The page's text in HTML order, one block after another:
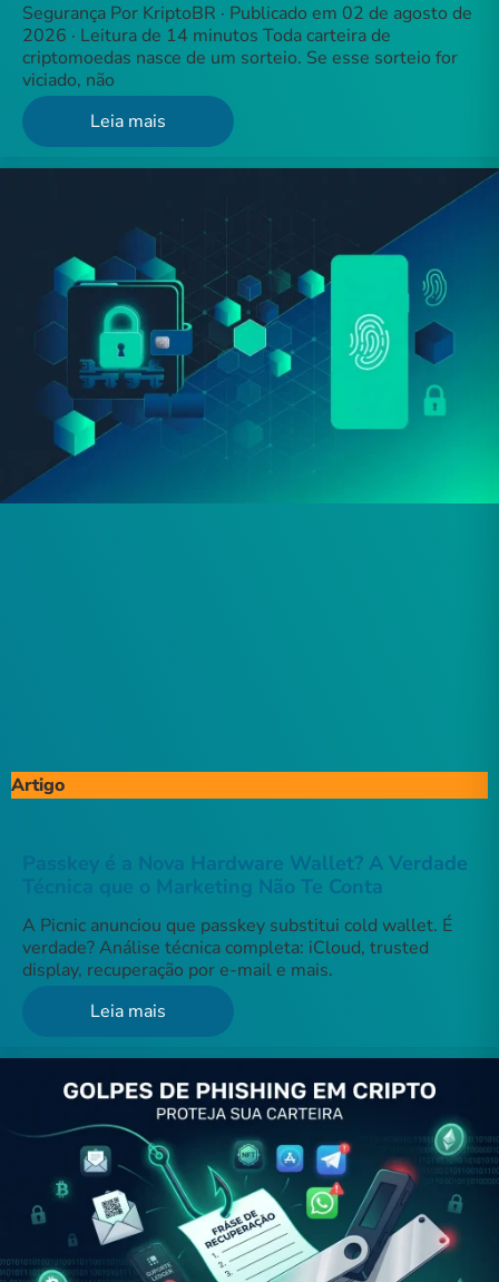
Segurança Por KriptoBR · Publicado em 02 de agosto de
2026 · Leitura de 14 minutos Toda carteira de
criptomoedas nasce de um sorteio. Se esse sorteio for
viciado, não
Leia mais
Artigo
Passkey é a Nova Hardware Wallet? A Verdade
Técnica que o Marketing Não Te Conta
A Picnic anunciou que passkey substitui cold wallet. É
verdade? Análise técnica completa: iCloud, trusted
display, recuperação por e-mail e mais.
Leia mais